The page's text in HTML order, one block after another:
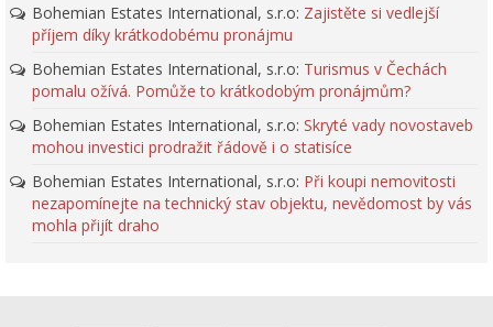
Bohemian Estates International, s.r.o: Zajistěte si vedlejší
příjem díky krátkodobému pronájmu
Bohemian Estates International, s.r.o: Turismus v Čechách
pomalu ožívá. Pomůže to krátkodobým pronájmům?
Bohemian Estates International, s.r.o: Skryté vady novostaveb
mohou investici prodražit řádově i o statisíce
Bohemian Estates International, s.r.o: Při koupi nemovitosti
nezapomínejte na technický stav objektu, nevědomost by vás
mohla přijít draho